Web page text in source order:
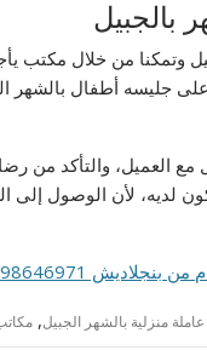
بالجبيل
وتمكنا من خلال مكتب
جليسه أطفال بالشهر
العميل، والتأكد من
لديه، لأن الوصول إلى
00201098646971
عاملة منزلية بالشهر الجبيل,